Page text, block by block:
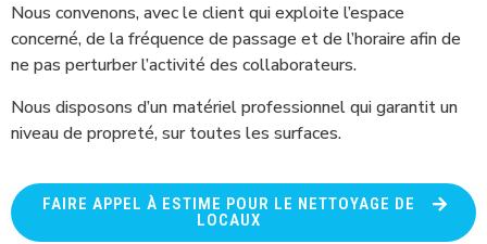
Nous convenons, avec le client qui exploite l’espace
concerné, de la fréquence de passage et de l’horaire afin de
ne pas perturber l’activité des collaborateurs.
Nous disposons d’un matériel professionnel qui garantit un
niveau de propreté, sur toutes les surfaces.
FAIRE APPEL À ESTIME POUR LE NETTOYAGE DE
LOCAUX